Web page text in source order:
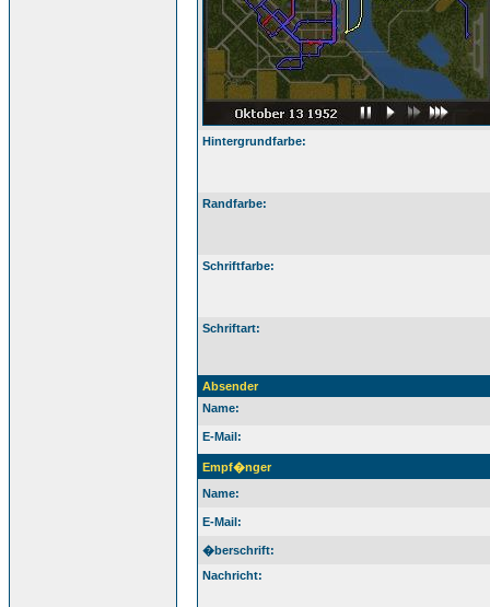
Hintergrundfarbe:
Randfarbe:
Schriftfarbe:
Schriftart:
Absender
Name:
E-Mail:
Empf�nger
Name:
E-Mail:
�berschrift:
Nachricht: